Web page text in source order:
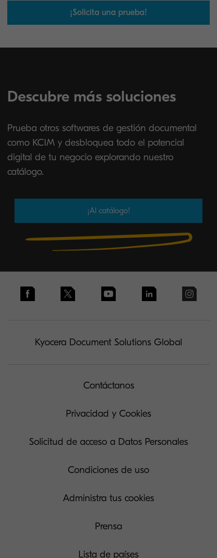
¡Solicita una prueba!
Descubre más soluciones
Prueba otros softwares de gestión documental
como KCIM y desbloquea todo el potencial
digital de tu negocio explorando nuestro
catálogo.
¡Al catálogo!
Kyocera Document Solutions Global
Contáctanos
Privacidad y Cookies
Solicitud de acceso a Datos Personales
Condiciones de uso
Administra tus cookies
Prensa
Lista de países